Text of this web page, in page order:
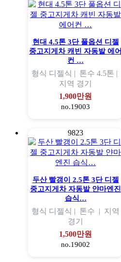
현대 4.5톤 3단 풀옵션 디젤
중고지게차 캐빈 자동발 에어
컨 …
형식 디젤식 | 톤수 4.5톤 |
지역 경기
1,900만원
no.19003
9823
두산 빨갱이 2.5톤 3단 디젤
중고지게차 자동발 얀마엔진
습식…
형식 디젤식 | 톤수 | 지역
경기
1,500만원
no.19002